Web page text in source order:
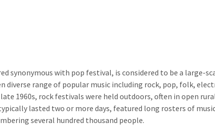
synonymous with pop festival, is considered to be a large-
diverse range of popular music including rock, pop, folk,
1960s, rock festivals were held outdoors, often in open
lasted two or more days, featured long rosters of
several hundred thousand people.